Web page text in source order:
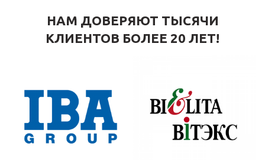
НАМ ДОВЕРЯЮТ ТЫСЯЧИ
КЛИЕНТОВ БОЛЕЕ 20 ЛЕТ!